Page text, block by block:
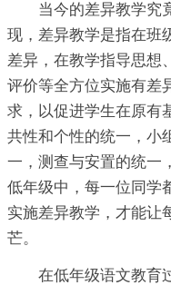
当今的差异教学究
现，差异教学是指在班
差异，在教学指导思想
评价等全方位实施有差
求，以促进学生在原有
共性和个性的统一，小
一，测查与安置的统一
低年级中，每一位同学
实施差异教学，才能让
芒。
在低年级语文教育